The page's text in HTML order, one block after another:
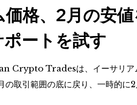
格、2月の安
ートを試す
Crypto Tradesは、イーサリア
の取引範囲の底に戻り、一時的に2